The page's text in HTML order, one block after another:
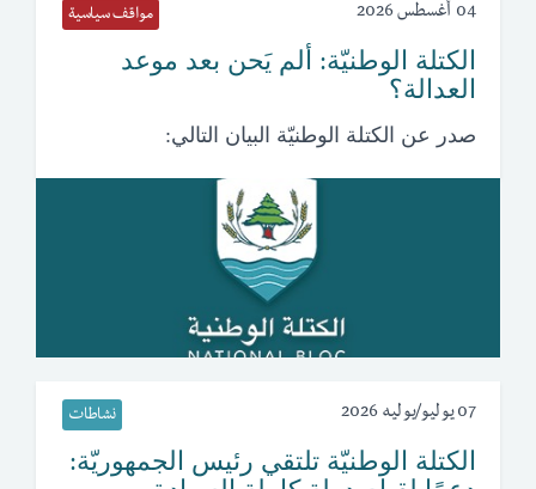
04 أغسطس 2026 مواقف سياسية
الكتلة الوطنيّة: ألم يَحن بعد موعد
العدالة؟
صدر عن الكتلة الوطنيّة البيان التالي:
07 يوليو/يوليه 2026 نشاطات
الكتلة الوطنيّة تلتقي رئيس الجمهوريّة: